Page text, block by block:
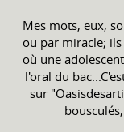
Mes mots, eux,
ou par miracle;
où une
l'oral du
sur